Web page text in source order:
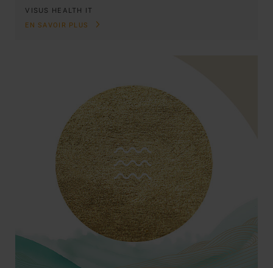
VISUS HEALTH IT
EN SAVOIR PLUS